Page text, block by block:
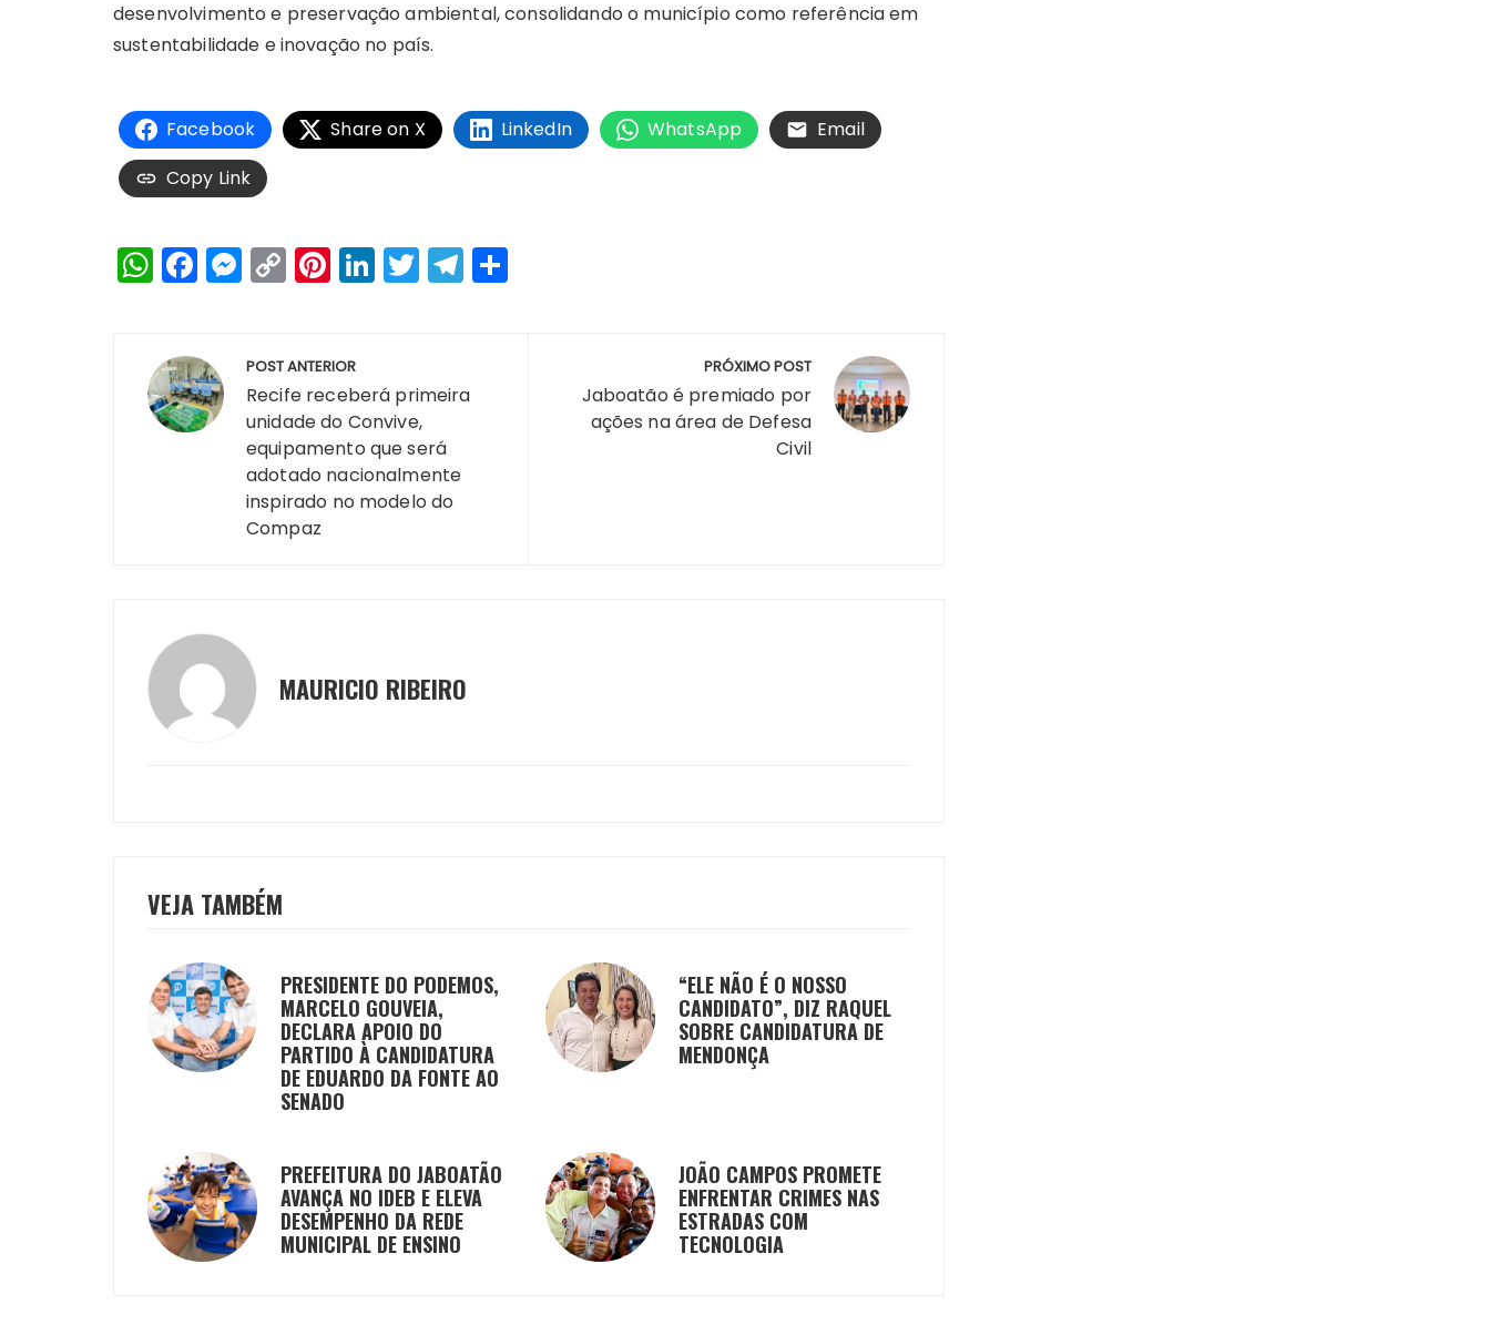
desenvolvimento e preservação ambiental, consolidando o município como referência em
sustentabilidade e inovação no país.
Facebook Share on X LinkedIn WhatsApp
Email
Copy Link
W
h
ts
A
p
F
a
e
b
o
M
e
s
e
n
g
er
C
o
y
Li
n
k
Pi
n
re
st
Li
n
dI
n
T
w
r
T
el
r
Navegação
de
Post
POST ANTERIOR
Recife receberá primeira
unidade do Convive,
equipamento que será
adotado nacionalmente
inspirado no modelo do
Compaz
PRÓXIMO POST
Jaboatão é premiado por
ações na área de Defesa
Civil
MAURICIO RIBEIRO
VEJA TAMBÉM
PRESIDENTE DO PODEMOS,
MARCELO GOUVEIA,
DECLARA APOIO DO
PARTIDO À CANDIDATURA
DE EDUARDO DA FONTE AO
SENADO
“ELE NÃO É O NOSSO
CANDIDATO”, DIZ RAQUEL
SOBRE CANDIDATURA DE
MENDONÇA
PREFEITURA DO JABOATÃO
AVANÇA NO IDEB E ELEVA
DESEMPENHO DA REDE
MUNICIPAL DE ENSINO
JOÃO CAMPOS PROMETE
ENFRENTAR CRIMES NAS
ESTRADAS COM
TECNOLOGIA